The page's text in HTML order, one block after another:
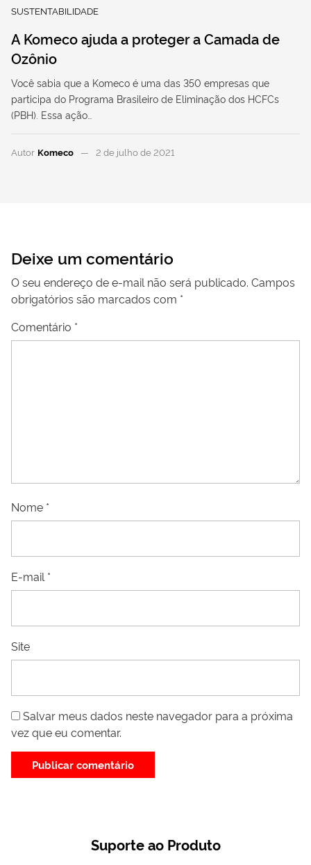
SUSTENTABILIDADE
A Komeco ajuda a proteger a Camada de
Ozônio
Você sabia que a Komeco é uma das 350 empresas que
participa do Programa Brasileiro de Eliminação dos HCFCs
(PBH). Essa ação…
Autor Komeco 2 de julho de 2021
Deixe um comentário
O seu endereço de e-mail não será publicado. Campos
obrigatórios são marcados com *
Comentário *
Nome *
E-mail *
Site
Salvar meus dados neste navegador para a próxima
vez que eu comentar.
Suporte ao Produto